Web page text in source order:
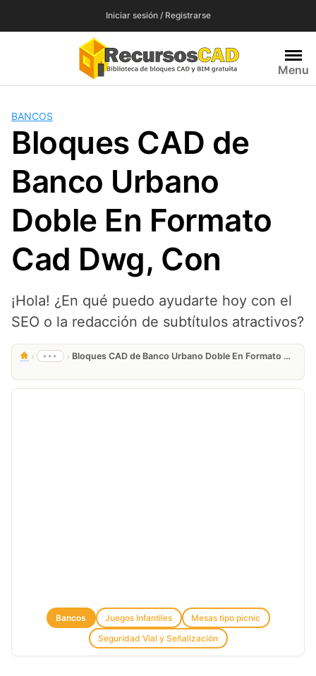
Iniciar sesión / Registrarse
Menu
BANCOS
Bloques CAD de
Banco Urbano
Doble En Formato
Cad Dwg, Con
¡Hola! ¿En qué puedo ayudarte hoy con el
SEO o la redacción de subtítulos atractivos?
› ••• › Bloques CAD de Banco Urbano Doble En Formato Cad Dwg, Con
Bancos Juegos Infantiles
Mesas tipo picnic
Seguridad Vial y Señalización